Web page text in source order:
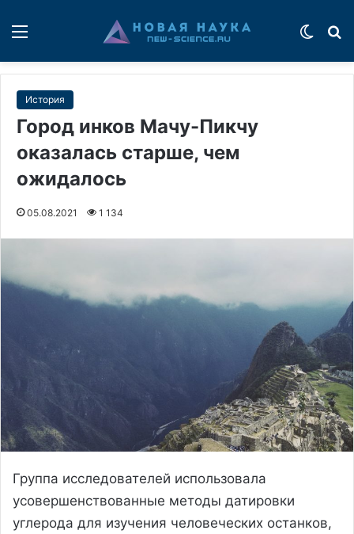
История
Город инков Мачу-Пикчу
оказалась старше, чем
ожидалось
05.08.2021 1 134
Группа исследователей использовала
усовершенствованные методы датировки
углерода для изучения человеческих останков,